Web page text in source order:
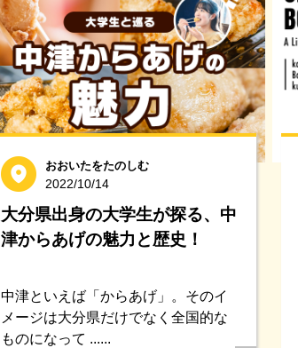
おおいたをたのしむ
2022/10/14
大分県出身の大学生が探る、中
津からあげの魅力と歴史！
中津といえば「からあげ」。そのイ
メージは大分県だけでなく全国的な
ものになって ......